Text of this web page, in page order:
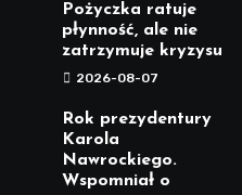
Pożyczka ratuje
płynność, ale nie
zatrzymuje kryzysu
2026-08-07
Rok prezydentury
Karola
Nawrockiego.
Wspomniał o